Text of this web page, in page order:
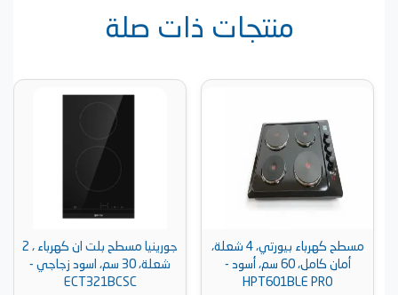
منتجات ذات صلة
مسطح كهرباء بيورتي، 4 شعلة،
أمان كامل، 60 سم، أسود -
HPT601BLE PRO
جورينيا مسطح بلت ان كهرباء ، 2
شعلة، 30 سم، اسود زجاجي -
ECT321BCSC